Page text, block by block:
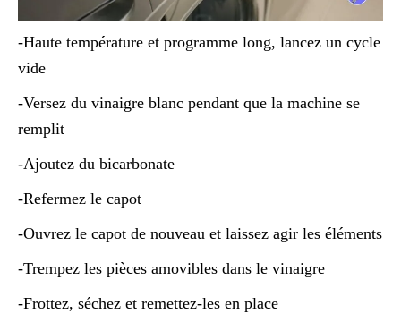
-Haute température et programme long, lancez un cycle
vide
-Versez du vinaigre blanc pendant que la machine se
remplit
-Ajoutez du bicarbonate
-Refermez le capot
-Ouvrez le capot de nouveau et laissez agir les éléments
-Trempez les pièces amovibles dans le vinaigre
-Frottez, séchez et remettez-les en place